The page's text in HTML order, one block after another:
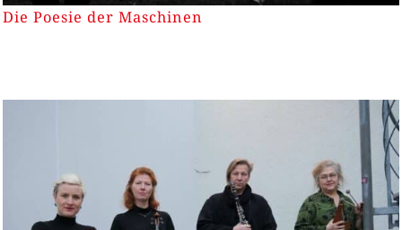
Die Poesie der Maschinen